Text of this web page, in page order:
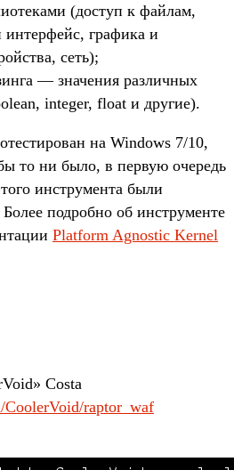
(доступ к файлам,
интерфейс, графика и
сеть);
— значения различных
integer, float и другие).
на Windows 7/10,
то ни было, в первую очередь
инструмента были
подробно об инструменте
Platform Agnostic Kernel
Costa
raptor_waf